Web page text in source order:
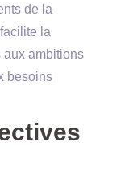
de la
la
aux ambitions
besoins